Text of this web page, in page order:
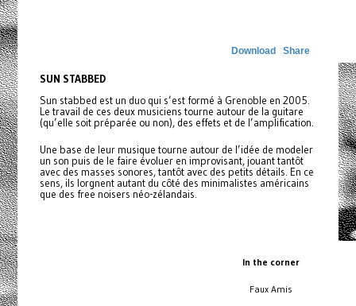
Download Share
SUN STABBED
Sun stabbed est un duo qui s’est formé à Grenoble en 2005.
Le travail de ces deux musiciens tourne autour de la guitare
(qu’elle soit préparée ou non), des effets et de l’amplification.
Une base de leur musique tourne autour de l’idée de modeler
un son puis de le faire évoluer en improvisant, jouant tantôt
avec des masses sonores, tantôt avec des petits détails. En ce
sens, ils lorgnent autant du côté des minimalistes américains
que des free noisers néo-zélandais.
In the corner
Faux Amis